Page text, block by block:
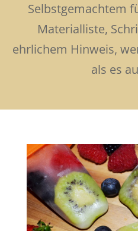
Selbstgemachtem
Materialliste,
ehrlichem Hinweis,
als es